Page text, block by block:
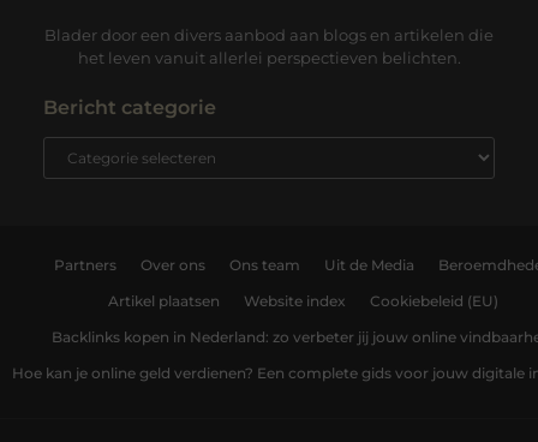
Blader door een divers aanbod aan blogs en artikelen die
het leven vanuit allerlei perspectieven belichten.
Bericht categorie
Partners Over ons Ons team Uit de Media
Artikel plaatsen Website index Cookiebeleid (EU)
Backlinks kopen in Nederland: zo verbeter jij jouw online
Hoe kan je online geld verdienen? Een complete gids voor jouw digitale